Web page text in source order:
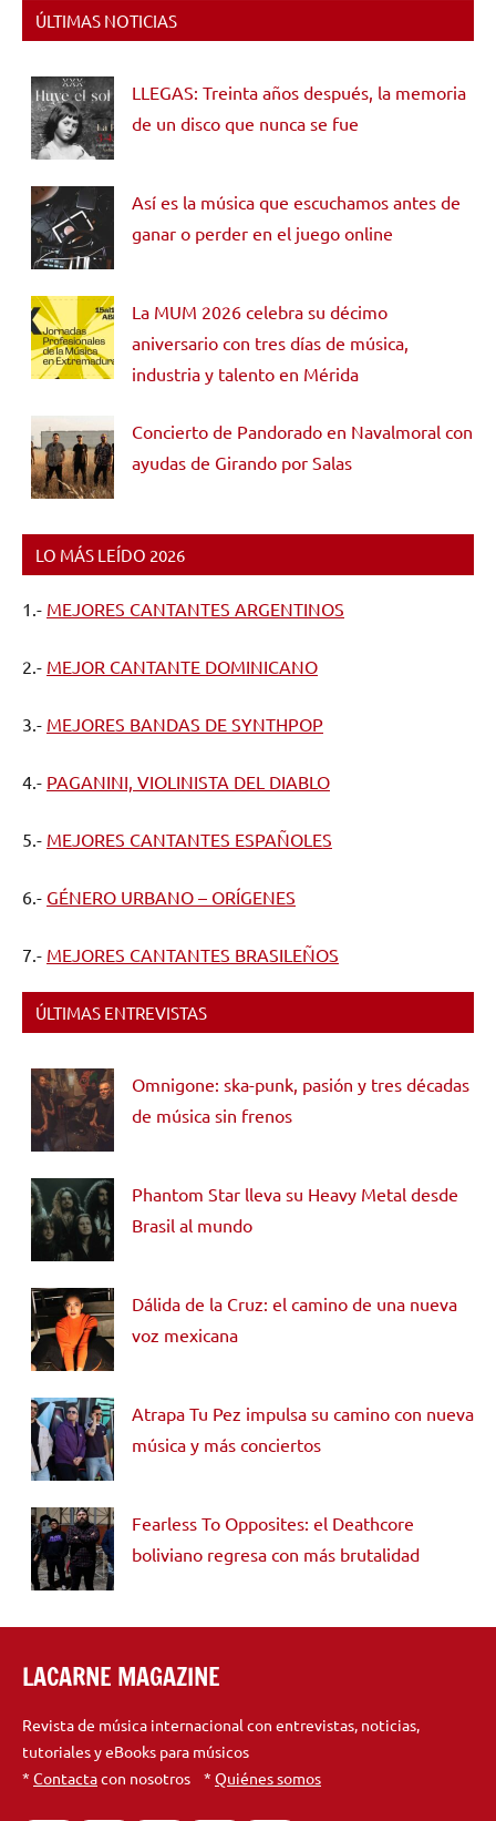
ÚLTIMAS NOTICIAS
LLEGAS: Treinta años después, la memoria
de un disco que nunca se fue
Así es la música que escuchamos antes de
ganar o perder en el juego online
La MUM 2026 celebra su décimo
aniversario con tres días de música,
industria y talento en Mérida
Concierto de Pandorado en Navalmoral con
ayudas de Girando por Salas
LO MÁS LEÍDO 2026
1.- MEJORES CANTANTES ARGENTINOS
2.- MEJOR CANTANTE DOMINICANO
3.- MEJORES BANDAS DE SYNTHPOP
4.- PAGANINI, VIOLINISTA DEL DIABLO
5.- MEJORES CANTANTES ESPAÑOLES
6.- GÉNERO URBANO – ORÍGENES
7.- MEJORES CANTANTES BRASILEÑOS
ÚLTIMAS ENTREVISTAS
Omnigone: ska-punk, pasión y tres décadas
de música sin frenos
Phantom Star lleva su Heavy Metal desde
Brasil al mundo
Dálida de la Cruz: el camino de una nueva
voz mexicana
Atrapa Tu Pez impulsa su camino con nueva
música y más conciertos
Fearless To Opposites: el Deathcore
boliviano regresa con más brutalidad
LACARNE MAGAZINE
Revista de música internacional con entrevistas, noticias,
tutoriales y eBooks para músicos
* Contactacon nosotros * Quiénes somos